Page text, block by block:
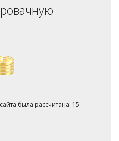
была рассчитана: 15